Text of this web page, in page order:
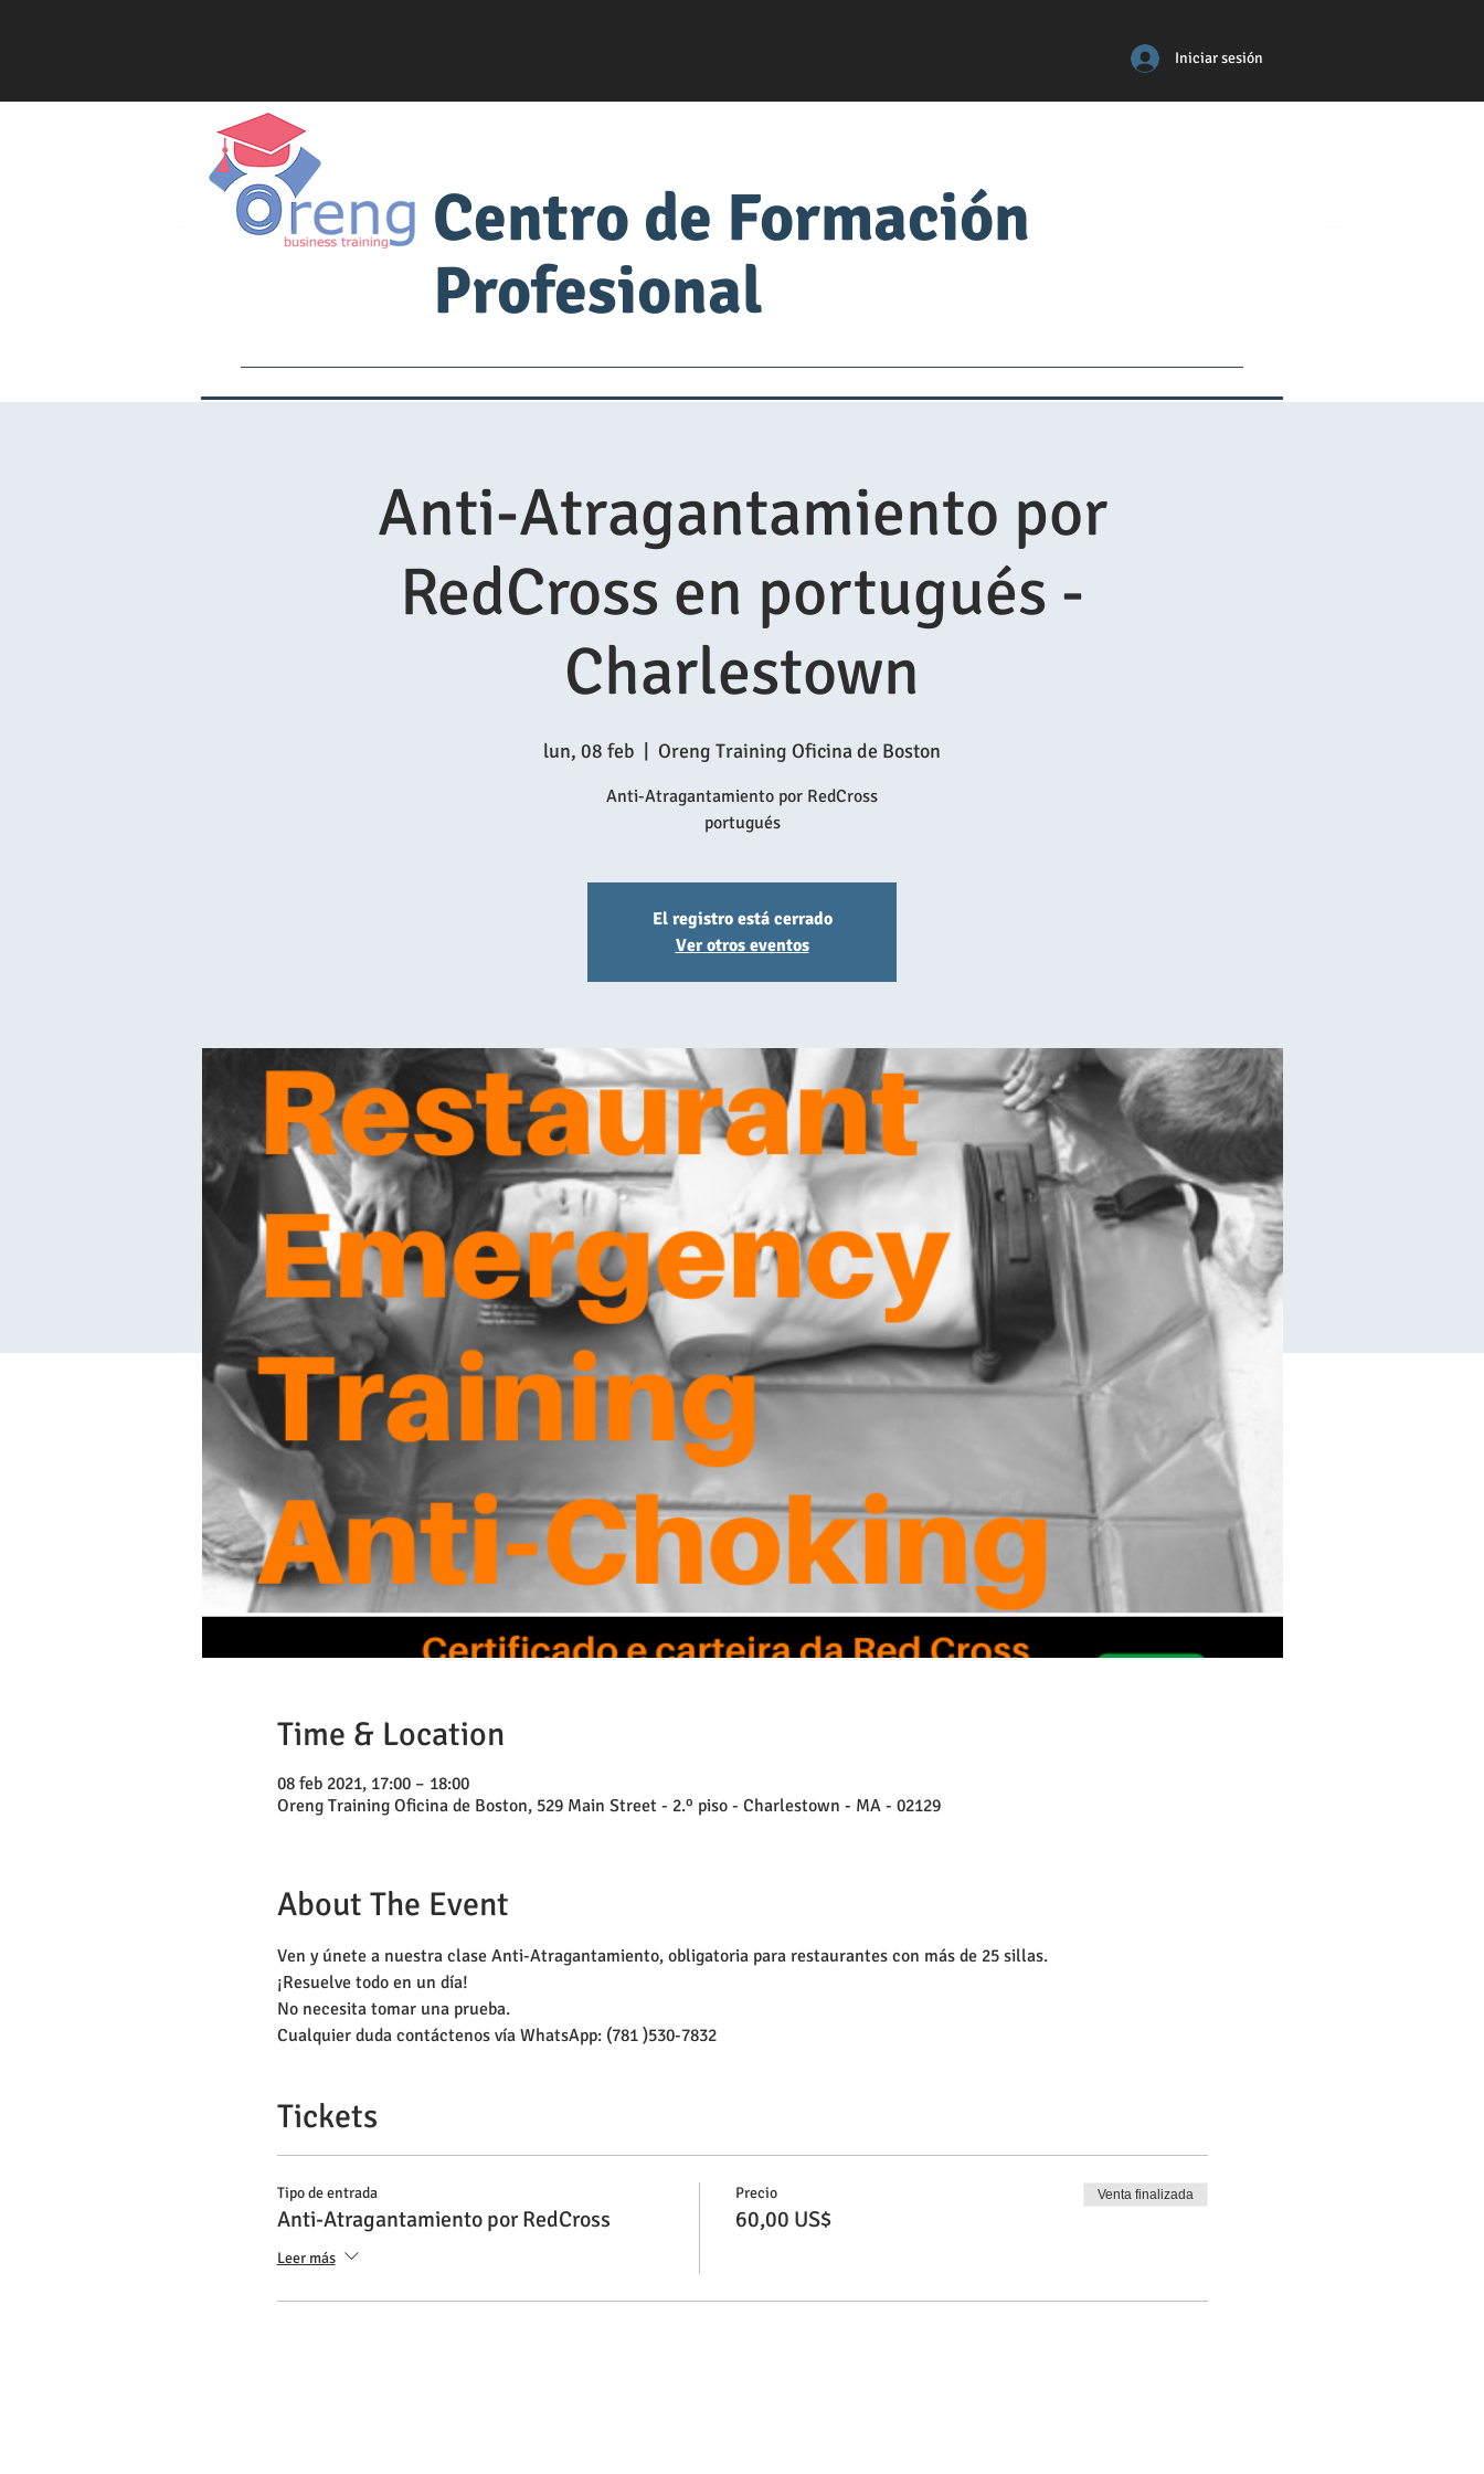
Iniciar sesión
Centro de Formación
Profesional
Anti-Atragantamiento por
RedCross en portugués -
Charlestown
lun, 08 feb Oreng Training Oficina de Boston
Anti-Atragantamiento por RedCross
portugués
El registro está cerrado
Ver otros eventos
Time & Location
08 feb 2021, 17:00 – 18:00
Oreng Training Oficina de Boston, 529 Main Street - 2.º piso - Charlestown - MA - 02129
About The Event
Ven y únete a nuestra clase Anti-Atragantamiento, obligatoria para restaurantes con más de 25 sillas.
¡Resuelve todo en un día!
No necesita tomar una prueba.
Cualquier duda contáctenos vía WhatsApp: (781 )530-7832
Tickets
Tipo de entrada
Anti-Atragantamiento por RedCross
Leer más
Precio
60,00 US$
Venta finalizada